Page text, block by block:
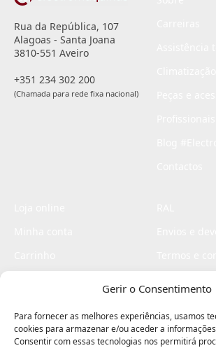
Gerir o Consentimento
Para fornecer as melhores experiências, usamos
cookies para armazenar e/ou aceder a
Consentir com essas tecnologias nos permitirá
Rua da República, 107
Alagoas - Santa Joana
3810-551 Aveiro
+351 234 302 200
(Chamada para rede fixa nacional)
Livro de